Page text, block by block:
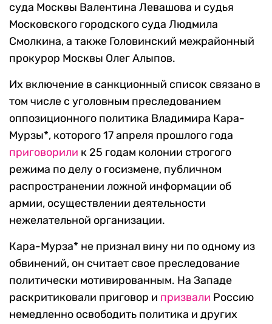
суда Москвы Валентина Левашова и судья
Московского городского суда Людмила
Смолкина, а также Головинский межрайонный
прокурор Москвы Олег Алыпов.
Их включение в санкционный список связано в
том числе с уголовным преследованием
оппозиционного политика Владимира Кара-
Мурзы*, которого 17 апреля прошлого года
приговорили к 25 годам колонии строгого
режима по делу о госизмене, публичном
распространении ложной информации об
армии, осуществлении деятельности
нежелательной организации.
Кара-Мурза* не признал вину ни по одному из
обвинений, он считает свое преследование
политически мотивированным. На Западе
раскритиковали приговор и призвали Россию
немедленно освободить политика и других